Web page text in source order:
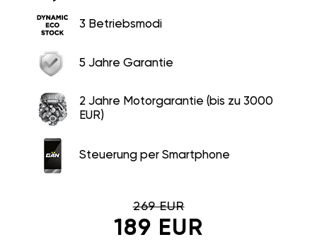
3 Betriebsmodi
5 Jahre Garantie
2 Jahre Motorgarantie (bis zu 3000
EUR)
Steuerung per Smartphone
269 EUR
189 EUR